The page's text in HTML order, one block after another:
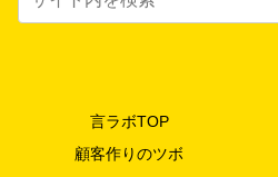
言ラボTOP
顧客作りのツボ